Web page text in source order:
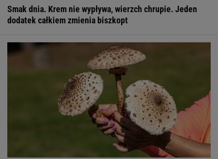
Smak dnia. Krem nie wypływa, wierzch chrupie. Jeden
dodatek całkiem zmienia biszkopt